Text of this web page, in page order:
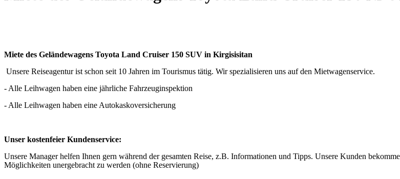
Miete des Geländewagens Toyota Land Cruiser 150 SUV in Kirgisisitan
Unsere Reiseagentur ist schon seit 10 Jahren im Tourismus tätig. Wir spezialisieren uns auf den Mietwagenservice.
- Alle Leihwagen haben eine jährliche Fahrzeuginspektion
- Alle Leihwagen haben eine Autokaskoversicherung
Unser kostenfeier Kundenservice:
Unsere Manager helfen Ihnen gern während der gesamten Reise, z.B. Informationen und Tipps. Unsere Kunden
Möglichkeiten unergebracht zu werden (ohne Reservierung)